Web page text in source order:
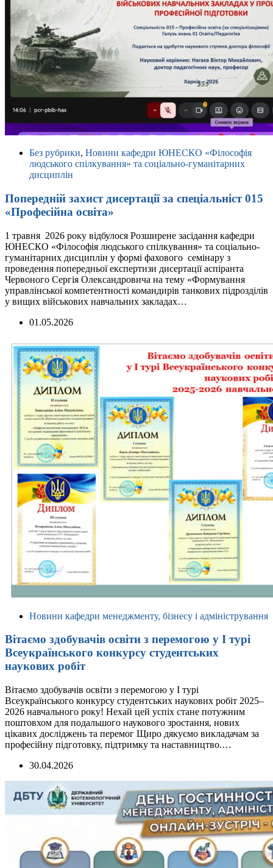
Без рубрики, Новини кафедри ЮНЕСКО «Філософія
людського спілкування» та соціально-гуманітарних
дисциплін
Попередній захист дисертації за спеціальніст 015
«Професійна освіта»
1 травня 2026 року відбулося Розширене засідання кафедри
ЮНЕСКО «Філософія людського спілкування» та соціально-
гуманітарних дисциплін у формі фахового семінару з
проведення попередньої експертизи дисертації аспіранта
Червоного Сергія Олександровича на тему «Формування
управлінської компетентності командирів танкових підрозділів
у вищих військових навчальних закладах…
01.05.2026
Новини кафедри менеджменту, бізнесу і адміністрування
Вітаємо здобувачів освіти з перемогою у І турі
Всеукраїнського конкурсу студентських
наукових робіт
Вітаємо здобувачів освіти з перемогою у І турі
Всеукраїнського конкурсу студентських наукових робіт 2025–
2026 навчального року! Нехай цей успіх стане потужним
поштовхом для подальшого наукового зростання, нових
цікавих досліджень та перемог Щиро дякуємо викладачам за
професійну підготовку, підтримку та наставництво.…
30.04.2026